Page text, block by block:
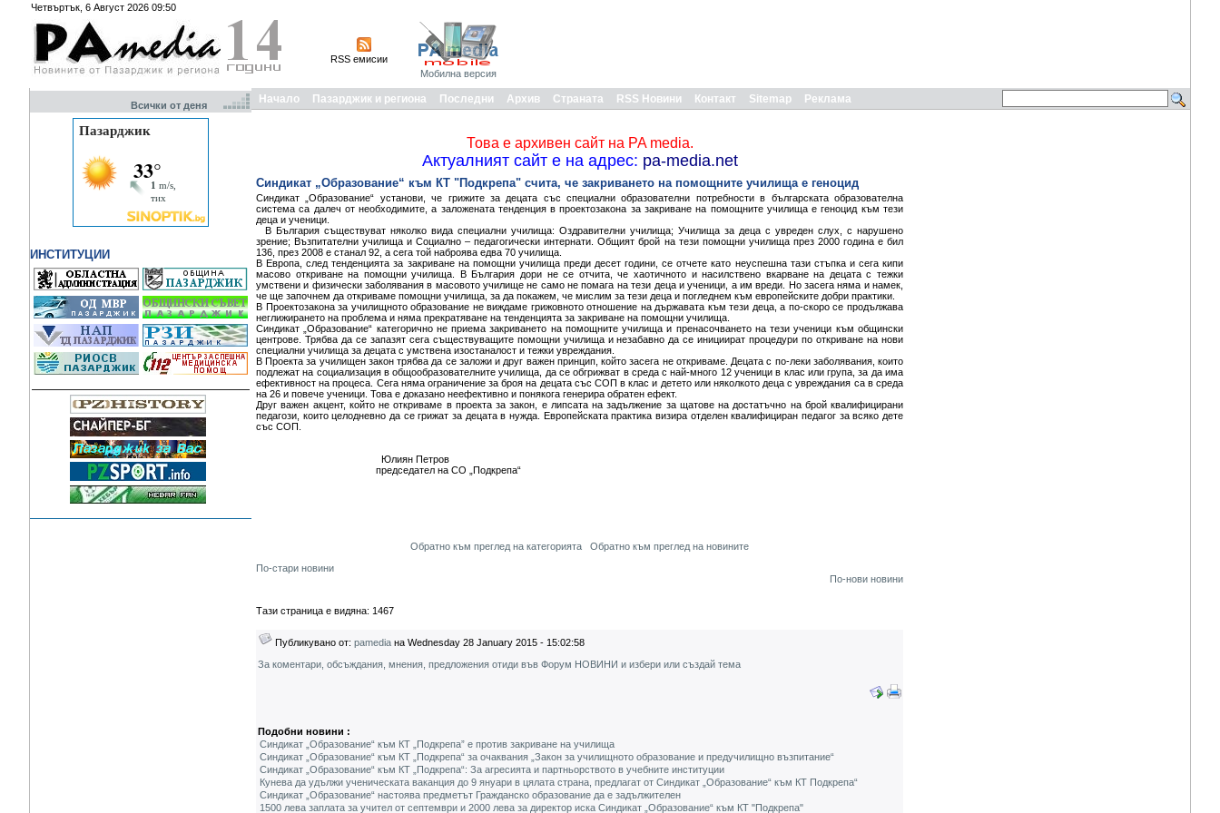
Четвъртък, 6 Август 2026 09:50
RSS емисии
Мобилна версия
Всички от деня
ИНСТИТУЦИИ
Начало Пазарджик и региона Последни Архив Страната RSS Новини Контакт Sitemap Реклама
Това е архивен сайт на PA media.
Актуалният сайт е на адрес: pa-media.net
Синдикат „Образование“ към КТ "Подкрепа" счита, че закриването на помощните училища е геноцид
Синдикат „Образование“ установи, че грижите за децата със специални образователни потребности в българската образователна
система са далеч от необходимите, а заложената тенденция в проектозакона за закриване на помощните училища е геноцид към тези
деца и ученици.
В България съществуват няколко вида специални училища: Оздравителни училища; Училища за деца с увреден слух, с нарушено
зрение; Възпитателни училища и Социално – педагогически интернати. Общият брой на тези помощни училища през 2000 година е бил
136, през 2008 е станал 92, а сега той наброява едва 70 училища.
В Европа, след тенденцията за закриване на помощни училища преди десет години, се отчете като неуспешна тази стъпка и сега кипи
масово откриване на помощни училища. В България дори не се отчита, че хаотичното и насилствено вкарване на децата с тежки
умствени и физически заболявания в масовото училище не само не помага на тези деца и ученици, а им вреди. Но засега няма и намек,
че ще започнем да откриваме помощни училища, за да покажем, че мислим за тези деца и погледнем към европейските добри практики.
В Проектозакона за училищното образование не виждаме грижовното отношение на държавата към тези деца, а по-скоро се продължава
неглижирането на проблема и няма прекратяване на тенденцията за закриване на помощни училища.
Синдикат „Образование“ категорично не приема закриването на помощните училища и пренасочването на тези ученици към общински
центрове. Трябва да се запазят сега съществуващите помощни училища и незабавно да се инициират процедури по откриване на нови
специални училища за децата с умствена изостаналост и тежки увреждания.
В Проекта за училищен закон трябва да се заложи и друг важен принцип, който засега не откриваме. Децата с по-леки заболявания, които
подлежат на социализация в общообразователните училища, да се обгрижват в среда с най-много 12 ученици в клас или група, за да има
ефективност на процеса. Сега няма ограничение за броя на децата със СОП в клас и детето или няколкото деца с увреждания са в среда
на 26 и повече ученици. Това е доказано неефективно и понякога генерира обратен ефект.
Друг важен акцент, който не откриваме в проекта за закон, е липсата на задължение за щатове на достатъчно на брой квалифицирани
педагози, които целодневно да се грижат за децата в нужда. Европейската практика визира отделен квалифициран педагог за всяко дете
със СОП.
Юлиян Петров
председател на СО „Подкрепа“
Обратно към преглед на категорията
Обратно към преглед на новините
По-стари новини
По-нови новини
Тази страница е видяна: 1467
Публикувано от: pamedia на Wednesday 28 January 2015 - 15:02:58
За коментари, обсъждания, мнения, предложения отиди във Форум НОВИНИ и избери или създай тема
Подобни новини :
Синдикат „Образование“ към КТ „Подкрепа” е против закриване на училища
Синдикат „Образование“ към КТ „Подкрепа“ за очаквания „Закон за училищното образование и предучилищно възпитание“
Синдикат „Образование“ към КТ „Подкрепа“: За агресията и партньорството в учебните институции
Кунева да удължи ученическата ваканция до 9 януари в цялата страна, предлагат от Синдикат „Образование“ към КТ Подкрепа“
Синдикат „Образование“ настоява предметът Гражданско образование да е задължителен
1500 лева заплата за учител от септември и 2000 лева за директор иска Синдикат „Образование“ към КТ "Подкрепа"